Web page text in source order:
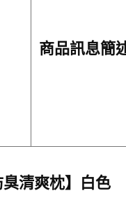
商品訊息簡
清爽枕】白色